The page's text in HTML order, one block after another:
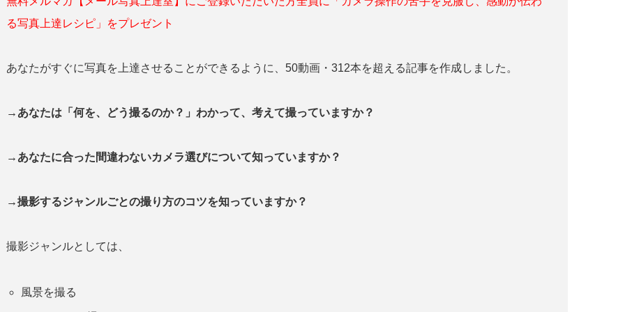
る写真上達レシピ」をプレゼント
あなたがすぐに写真を上達させることができるように、50動画・312本を超える記事を作成しました。
→あなたは「何を、どう撮るのか？」わかって、考えて撮っていますか？
→あなたに合った間違わないカメラ選びについて知っていますか？
→撮影するジャンルごとの撮り方のコツを知っていますか？
撮影ジャンルとしては、
風景を撮る